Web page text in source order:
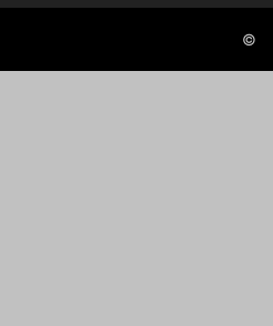
©